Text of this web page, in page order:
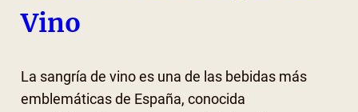
Vino
La sangría de vino es una de las bebidas más
emblemáticas de España, conocida